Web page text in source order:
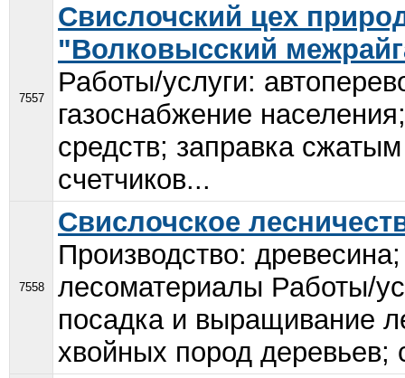
7557
Свислочский цех
"Волковысский
Работы/услуги:
газоснабжение
средств; заправка
счетчиков...
7558
Свислочское
Производство:
лесоматериалы Работы/
посадка и выращивание
хвойных пород